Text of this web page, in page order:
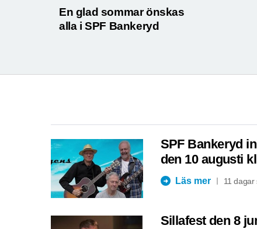
En glad sommar önskas
alla i SPF Bankeryd
SPF Bankeryd
den 10 augusti
Läs mer 11 dagar
Sillafest den 8